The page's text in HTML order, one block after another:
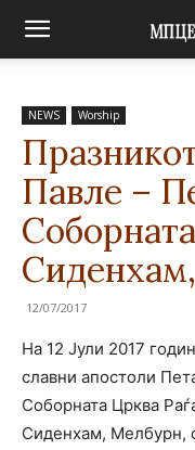
NEWS Worship
Павле –
12/07/2017
На 12 Јули 2017
славни апостоли
Соборната Црква
Сиденхам, Мелбурн,